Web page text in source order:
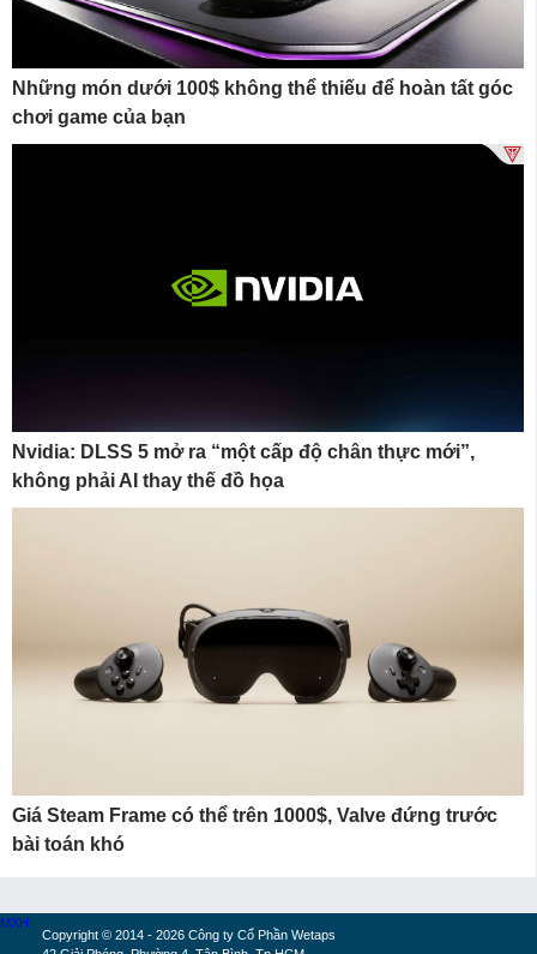
Những món dưới 100$ không thể thiếu để hoàn tất góc
chơi game của bạn
Nvidia: DLSS 5 mở ra “một cấp độ chân thực mới”,
không phải AI thay thế đồ họa
Giá Steam Frame có thể trên 1000$, Valve đứng trước
bài toán khó
Copyright © 2014 - 2026 Công ty Cổ Phần Wetaps
MXH